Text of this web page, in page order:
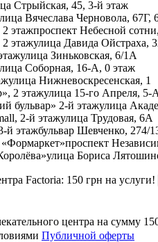
Стрыйская, 45, 3-й этаж
Вячеслава Черновола, 67Г,
этажпроспект Небесной
этажулица Давида Ойстраха,
улица Зиньковская, 6/1А
Соборная, 16-А, 0 этаж
улица Нижневоскресенская, 1
2 этажулица 15-го Апреля, 5-А
бульвар» 2-й этажулица
2-й этажулица Трудовая, 6А
й этажбульвар Шевченко, 274/
проспект
улица Бориса
Factoria: 150 грн на услуги!
центра на сумму
Публичной оферты